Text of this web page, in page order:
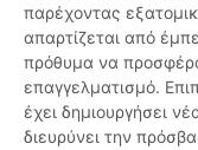
παρέχοντας
απαρτίζεται από
πρόθυμα να
επαγγελματισμό.
έχει δημιουργήσει
διευρύνει την